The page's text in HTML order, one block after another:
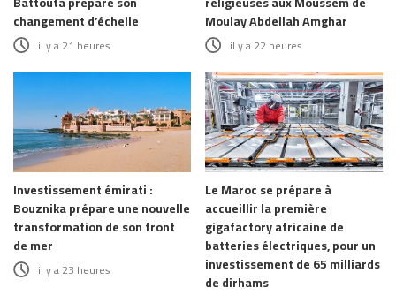
changement d’échelle
il y a 21 heures
Moulay Abdellah Amghar
il y a 22 heures
Investissement émirati :
Bouznika prépare une nouvelle
transformation de son front
de mer
il y a 23 heures
Le Maroc se prépare à
accueillir la première
gigafactory africaine de
batteries électriques, pour un
investissement de 65 milliards
de dirhams